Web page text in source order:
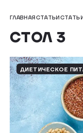
ГЛАВНАЯСТАТЬИ
СТОЛ 3
ДИЕТИЧЕСКОЕ